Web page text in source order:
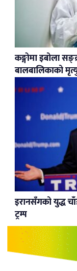
कङ्गोमा इबोला
बालबालिकाको
इरानसँगको युद्ध
ट्रम्प